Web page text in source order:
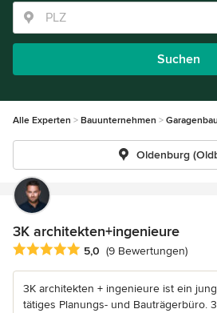
Suchen
Alle Experten Bauunternehmen Garagenbau
Oldenburg
3K architekten+ingenieure
Durchschnittliche Bewertung: 5 von
5,0 (9 Bewertungen)
3K architekten + ingenieure ist ein
tätiges Planungs- und Bauträgerbüro.